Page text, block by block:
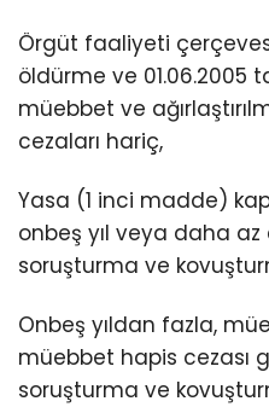
Örgüt faaliyeti
öldürme ve 01.06.2005
müebbet ve
cezaları hariç,
Yasa (1 inci madde)
onbeş yıl veya daha
soruşturma ve
Onbeş yıldan fazla,
müebbet hapis cezası
soruşturma ve